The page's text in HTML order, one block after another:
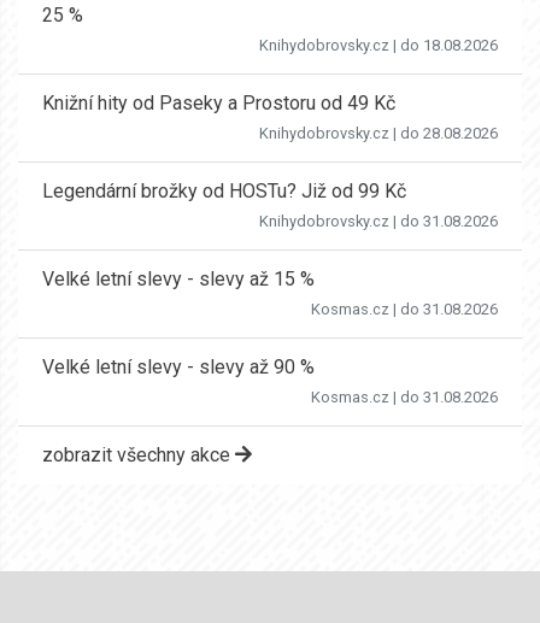
25 %
Knihydobrovsky.cz | do 18.08.2026
Knižní hity od Paseky a Prostoru od 49 Kč
Knihydobrovsky.cz | do 28.08.2026
Legendární brožky od HOSTu? Již od 99 Kč
Knihydobrovsky.cz | do 31.08.2026
Velké letní slevy - slevy až 15 %
Kosmas.cz | do 31.08.2026
Velké letní slevy - slevy až 90 %
Kosmas.cz | do 31.08.2026
zobrazit všechny akce